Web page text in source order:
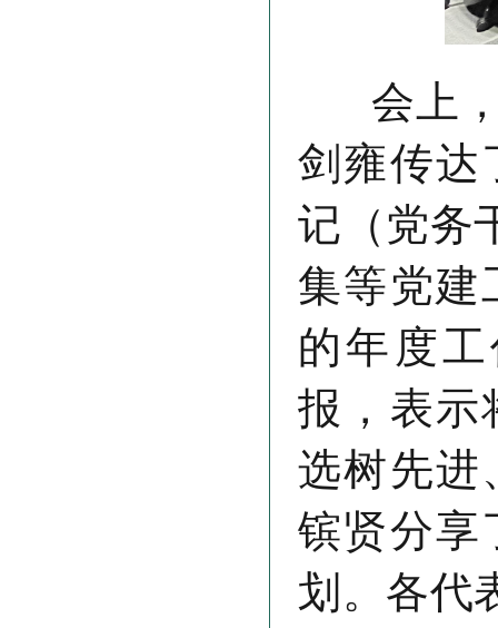
会上，
剑雍传达
记（党务
集等党建
的年度
报，表示
选树先进
镔贤分享
划。各代